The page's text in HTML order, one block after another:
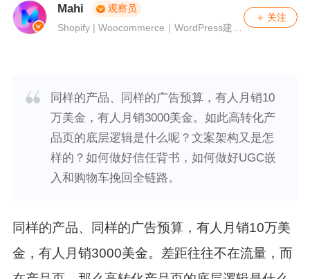
Mahi
观察员
Shopify | Woocommerce｜WordPress建
关注
同样的产品、同样的广告预算，有人月销10
万美金，有人月销3000美金。如此高转化产
品页的底层逻辑是什么呢？文案架构又是怎
样的？如何做好信任背书，如何做好UGC嵌
入和购物车挽回全链路。
同样的产品、同样的广告预算，有人月销10万美
金，有人月销3000美金。差距往往不在流量，而